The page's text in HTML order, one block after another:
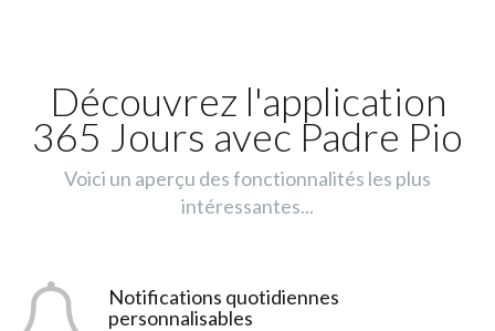
Découvrez l'application
365 Jours avec Padre Pio
Voici un aperçu des fonctionnalités les plus
intéressantes...
Notifications quotidiennes
personnalisables